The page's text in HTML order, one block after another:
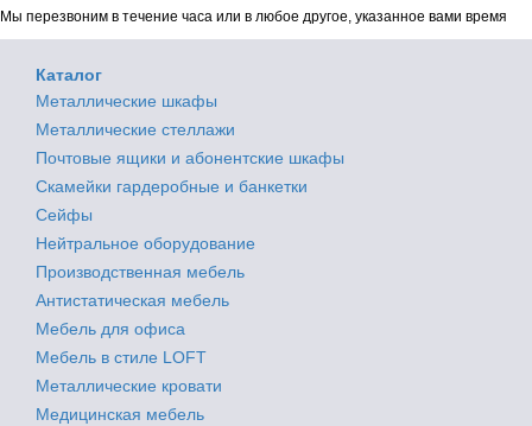
Мы перезвоним в течение часа или в любое другое, указанное вами время
Каталог
Металлические шкафы
Металлические стеллажи
Почтовые ящики и абонентские шкафы
Скамейки гардеробные и банкетки
Сейфы
Нейтральное оборудование
Производственная мебель
Антистатическая мебель
Мебель для офиса
Мебель в стиле LOFT
Металлические кровати
Медицинская мебель